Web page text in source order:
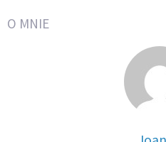
O MNIE